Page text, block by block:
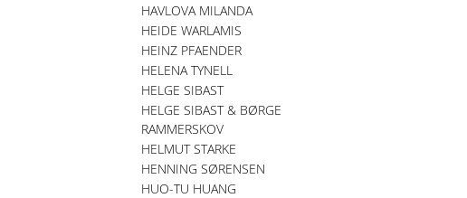
HAVLOVA MILANDA
HEIDE WARLAMIS
HEINZ PFAENDER
HELENA TYNELL
HELGE SIBAST
HELGE SIBAST & BØRGE
RAMMERSKOV
HELMUT STARKE
HENNING SØRENSEN
HUO-TU HUANG